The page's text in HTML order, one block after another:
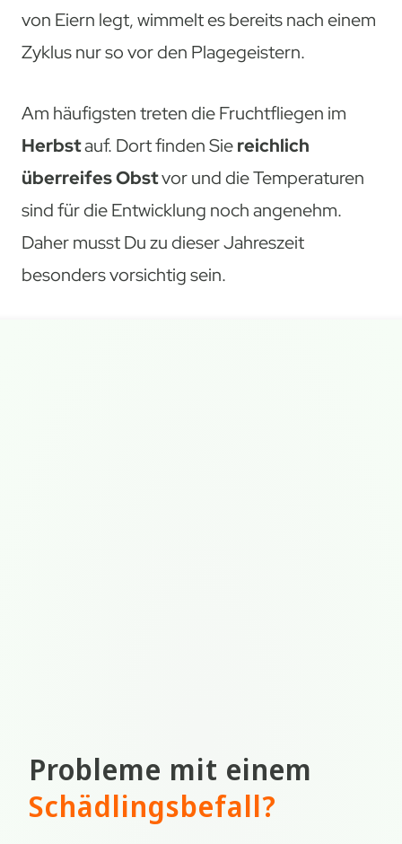
von Eiern legt, wimmelt es bereits nach einem
Zyklus nur so vor den Plagegeistern.
Am häufigsten treten die Fruchtfliegen im
Herbstauf. Dort finden Siereichlich
überreifes Obstvor und die Temperaturen
sind für die Entwicklung noch angenehm.
Daher musst Du zu dieser Jahreszeit
besonders vorsichtig sein.
Probleme mit einem
Schädlingsbefall?